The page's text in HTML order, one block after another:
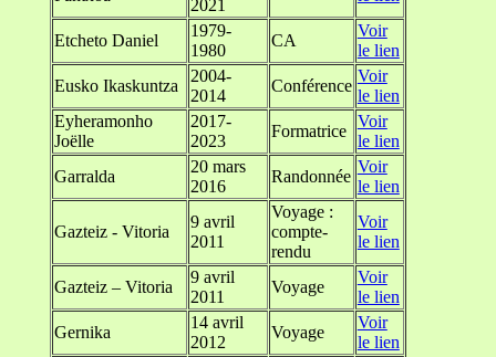
2021
Etcheto Daniel
1979-
1980
CA
Voir
le lien
Eusko Ikaskuntza
2004-
2014
Conférence
Voir
le lien
Eyheramonho
Joëlle
2017-
2023
Formatrice
Voir
le lien
Garralda
20 mars
2016
Randonnée
Voir
le lien
Gazteiz - Vitoria
9 avril
2011
Voyage :
compte-
rendu
Voir
le lien
Gazteiz – Vitoria
9 avril
2011
Voyage
Voir
le lien
Gernika
14 avril
2012
Voyage
Voir
le lien